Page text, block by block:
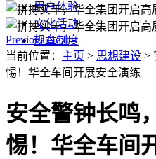
用户体验
文化活动
规章制度
Previous Next
当前位置： 主页 > 思想建设 >
惕！华全车间开展安全演练
安全警钟长鸣
惕！华全车间